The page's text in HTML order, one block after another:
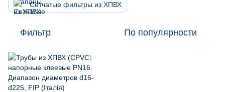
Сетчатые фильтры из ХПВХ
Фильтр По популярности